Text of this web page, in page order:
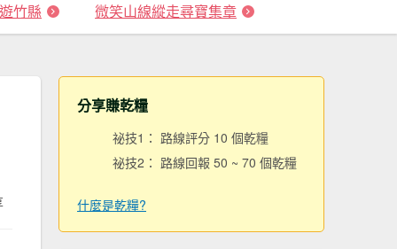
竹縣 微笑山線縱走尋寶集章
分享賺乾糧
祕技1： 路線評分 10 個乾糧
祕技2： 路線回報 50 ~ 70 個乾糧
什麼是乾糧?